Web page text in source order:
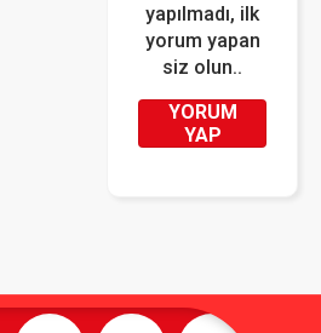
yapılmadı, ilk
yorum yapan
siz olun..
YORUM
YAP